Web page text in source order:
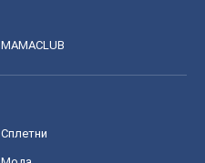
MAMACLUB
Сплетни